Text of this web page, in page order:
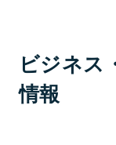
ビジネス
情報